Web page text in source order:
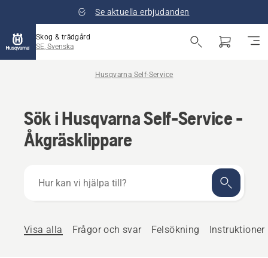
Se aktuella erbjudanden
Skog & trädgård
SE, Svenska
Husqvarna Self-Service
Sök i Husqvarna Self-Service -
Åkgräsklippare
kan
till?
Visa alla Frågor och svar Felsökning Instruktioner